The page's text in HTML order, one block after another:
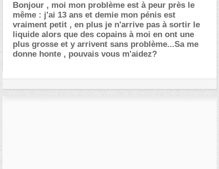
Bonjour , moi mon problème est à peur près le
même : j'ai 13 ans et demie mon pénis est
vraiment petit , en plus je n'arrive pas à sortir le
liquide alors que des copains à moi en ont une
plus grosse et y arrivent sans problème...Sa me
donne honte , pouvais vous m'aidez?